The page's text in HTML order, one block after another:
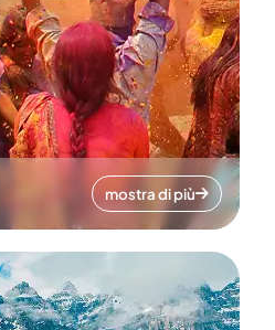
mostra di più